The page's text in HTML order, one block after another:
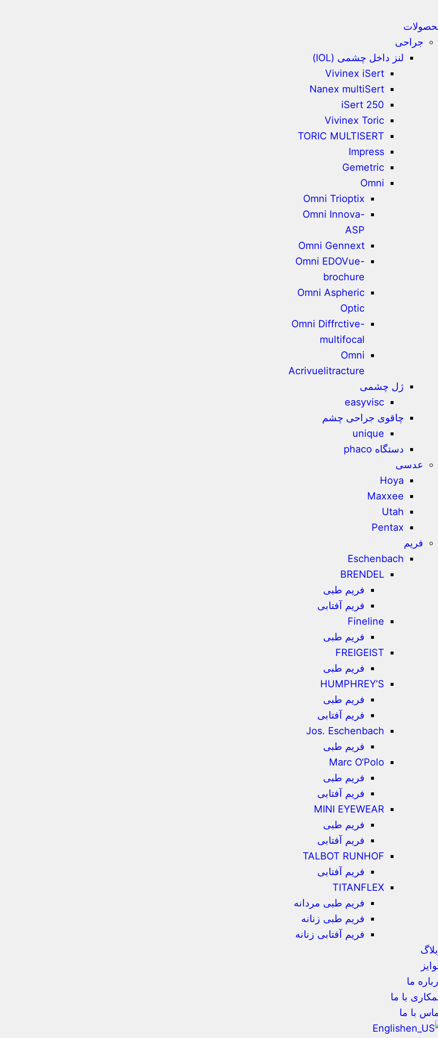
جراحی
لنز داخل چشمی (IOL)
Vivinex iSert
Nanex multiSert
iSert 250
Vivinex Toric
TORIC MULTISERT
Impress
Gemetric
Omni
Omni Trioptix
Omni Innova-
ASP
Omni Gennext
Omni EDOVue-
brochure
Omni Aspheric
Optic
Omni Diffrctive-
multifocal
Omni
Acrivuelitracture
ژل چشمی
easyvisc
چاقوی جراحی چشم
unique
دستگاه phaco
عدسی
Hoya
Maxxee
Utah
Pentax
فریم
Eschenbach
BRENDEL
فریم طبی
فریم آفتابی
Fineline
فریم طبی
FREIGEIST
فریم طبی
HUMPHREY’S
فریم طبی
فریم آفتابی
Jos. Eschenbach
فریم طبی
Marc O‘Polo
فریم طبی
فریم آفتابی
MINI EYEWEAR
فریم طبی
فریم آفتابی
TALBOT RUNHOF
فریم آفتابی
TITANFLEX
فریم طبی مردانه
فریم طبی زنانه
فریم آفتابی زنانه
ما
با ما
با ما
English